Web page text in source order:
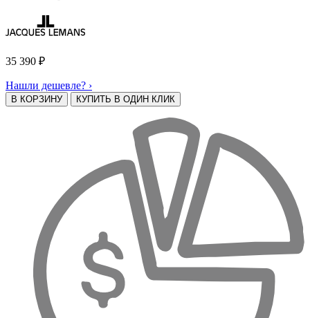
35 390 ₽
Нашли дешевле? ›
В КОРЗИНУ КУПИТЬ В ОДИН КЛИК